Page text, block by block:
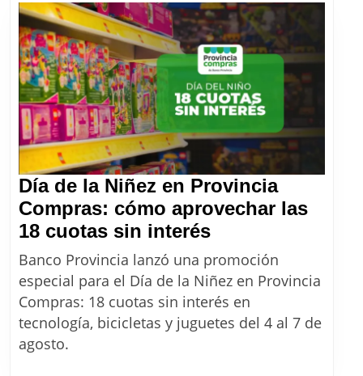
Día de la Niñez en Provincia
Compras: cómo aprovechar las
18 cuotas sin interésDía
de
la
Niñez
en
Banco Provincia lanzó una promoción
especial para el Día de la Niñez en Provincia
Compras: 18 cuotas sin interés en
tecnología, bicicletas y juguetes del 4 al 7 de
agosto.